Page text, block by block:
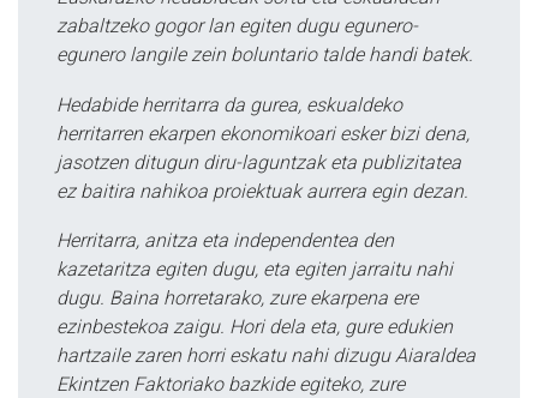
zabaltzeko gogor lan egiten dugu egunero-
egunero langile zein boluntario talde handi batek.
Hedabide herritarra da gurea, eskualdeko
herritarren ekarpen ekonomikoari esker bizi dena,
jasotzen ditugun diru-laguntzak eta publizitatea
ez baitira nahikoa proiektuak aurrera egin dezan.
Herritarra, anitza eta independentea den
kazetaritza egiten dugu, eta egiten jarraitu nahi
dugu. Baina horretarako, zure ekarpena ere
ezinbestekoa zaigu. Hori dela eta, gure edukien
hartzaile zaren horri eskatu nahi dizugu Aiaraldea
Ekintzen Faktoriako bazkide egiteko, zure